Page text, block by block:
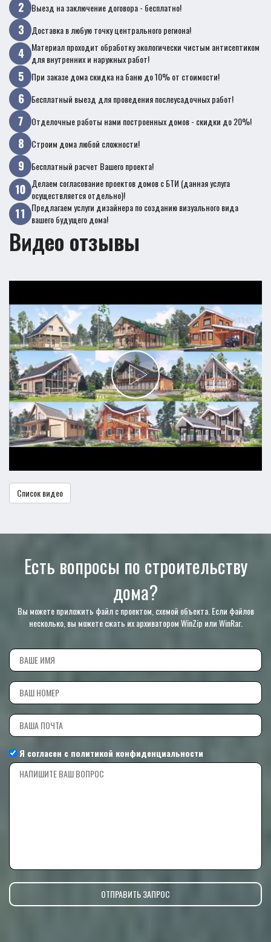
Выезд на заключение договора - бесплатно!
Доставка в любую точку центрального региона!
Материал проходит обработку экологически чистым антисептиком
для внутренних и наружных работ!
При заказе дома скидка на баню до 10% от стоимости!
Бесплатный выезд для проведения послеусадочных работ!
Отделочные работы нами построенных домов - скидки до 20%!
Строим дома любой сложности!
Бесплатный расчет Вашего проекта!
Делаем согласование проектов домов с БТИ (данная услуга
осуществляется отдельно)!
Предлагаем услуги дизайнера по созданию визуального вида
вашего будущего дома!
Видео отзывы
Список видео
Есть вопросы по строительству
дома?
Вы можете приложить файл с проектом, схемой объекта. Если файлов
несколько, вы можете сжать их архиватором WinZip или WinRar.
Я согласен с политикой конфиденциальности